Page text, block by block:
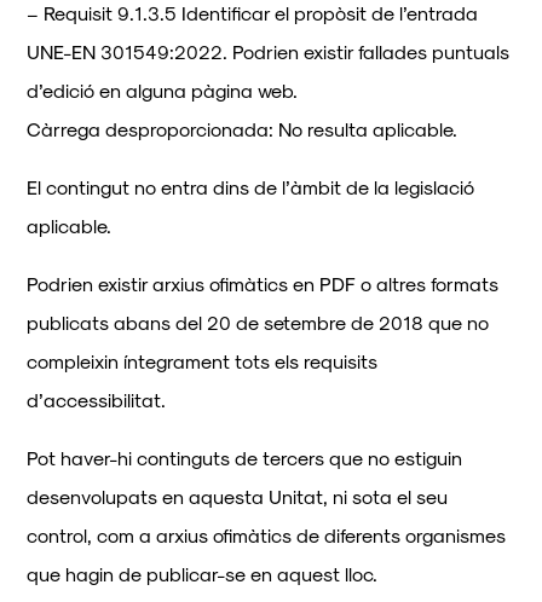
– Requisit 9.1.3.5 Identificar el propòsit de l’entrada
UNE-EN 301549:2022. Podrien existir fallades puntuals
d’edició en alguna pàgina web.
Càrrega desproporcionada: No resulta aplicable.
El contingut no entra dins de l’àmbit de la legislació
aplicable.
Podrien existir arxius ofimàtics en PDF o altres formats
publicats abans del 20 de setembre de 2018 que no
compleixin íntegrament tots els requisits
d’accessibilitat.
Pot haver-hi continguts de tercers que no estiguin
desenvolupats en aquesta Unitat, ni sota el seu
control, com a arxius ofimàtics de diferents organismes
que hagin de publicar-se en aquest lloc.